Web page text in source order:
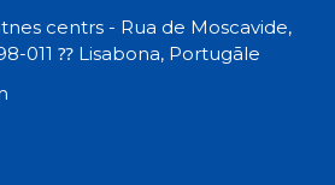
centrs - Rua de Moscavide,
011 ⁇ Lisabona, Portugāle